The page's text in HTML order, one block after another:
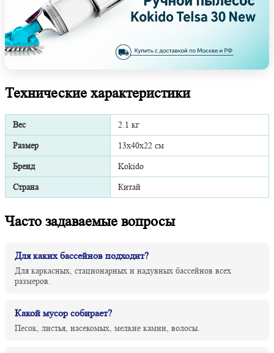
Технические характеристики
Вес 2.1 кг
Размер 13х40х22 см
Бренд Kokido
Страна Китай
Часто задаваемые вопросы
Для каких бассейнов подходит?
Для каркасных, стационарных и надувных бассейнов всех
размеров.
Какой мусор собирает?
Песок, листья, насекомых, мелкие камни, волосы.